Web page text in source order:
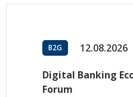
B2G 12.08.2026
Digital Banking
Forum